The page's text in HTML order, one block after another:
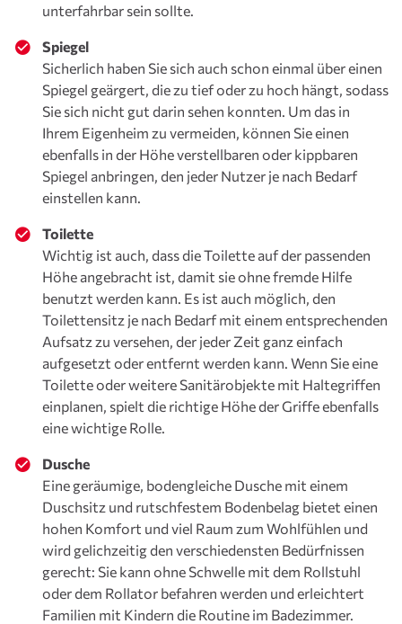
unterfahrbar sein sollte.
Spiegel
Sicherlich haben Sie sich auch schon einmal über einen
Spiegel geärgert, die zu tief oder zu hoch hängt, sodass
Sie sich nicht gut darin sehen konnten. Um das in
Ihrem Eigenheim zu vermeiden, können Sie einen
ebenfalls in der Höhe verstellbaren oder kippbaren
Spiegel anbringen, den jeder Nutzer je nach Bedarf
einstellen kann.
Toilette
Wichtig ist auch, dass die Toilette auf der passenden
Höhe angebracht ist, damit sie ohne fremde Hilfe
benutzt werden kann. Es ist auch möglich, den
Toilettensitz je nach Bedarf mit einem entsprechenden
Aufsatz zu versehen, der jeder Zeit ganz einfach
aufgesetzt oder entfernt werden kann. Wenn Sie eine
Toilette oder weitere Sanitärobjekte mit Haltegriffen
einplanen, spielt die richtige Höhe der Griffe ebenfalls
eine wichtige Rolle.
Dusche
Eine geräumige, bodengleiche Dusche mit einem
Duschsitz und rutschfestem Bodenbelag bietet einen
hohen Komfort und viel Raum zum Wohlfühlen und
wird gelichzeitig den verschiedensten Bedürfnissen
gerecht: Sie kann ohne Schwelle mit dem Rollstuhl
oder dem Rollator befahren werden und erleichtert
Familien mit Kindern die Routine im Badezimmer.